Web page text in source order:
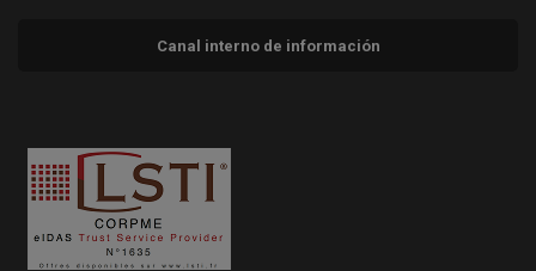
Canal interno de información